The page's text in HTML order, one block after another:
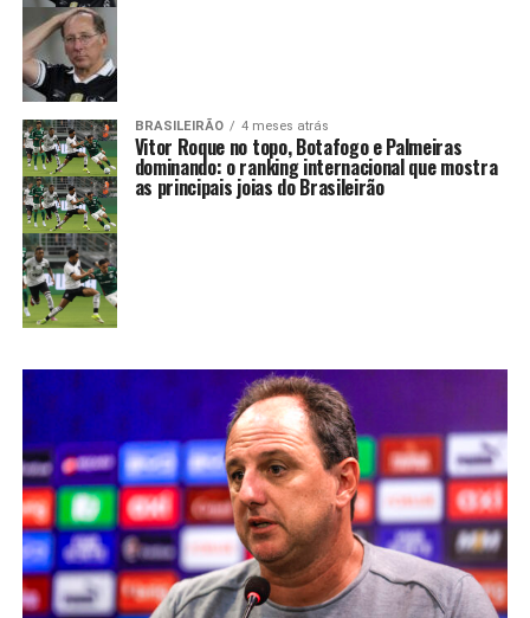
BRASILEIRÃO 4 meses atrás
Vitor Roque no topo, Botafogo e Palmeiras
dominando: o ranking internacional que mostra
as principais joias do Brasileirão